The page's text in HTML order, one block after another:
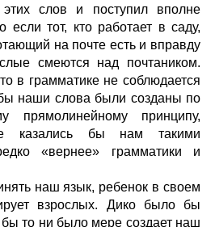
слов и поступил вполне
если тот, кто работает в саду,
на почте есть и вправду
смеются над почтаником.
в грамматике не соблюдается
наши слова были созданы по
прямолинейному принципу,
казались бы нам такими
«вернее» грамматики и
наш язык, ребенок в своем
взрослых. Дико было бы
бы то ни было мере создает наш